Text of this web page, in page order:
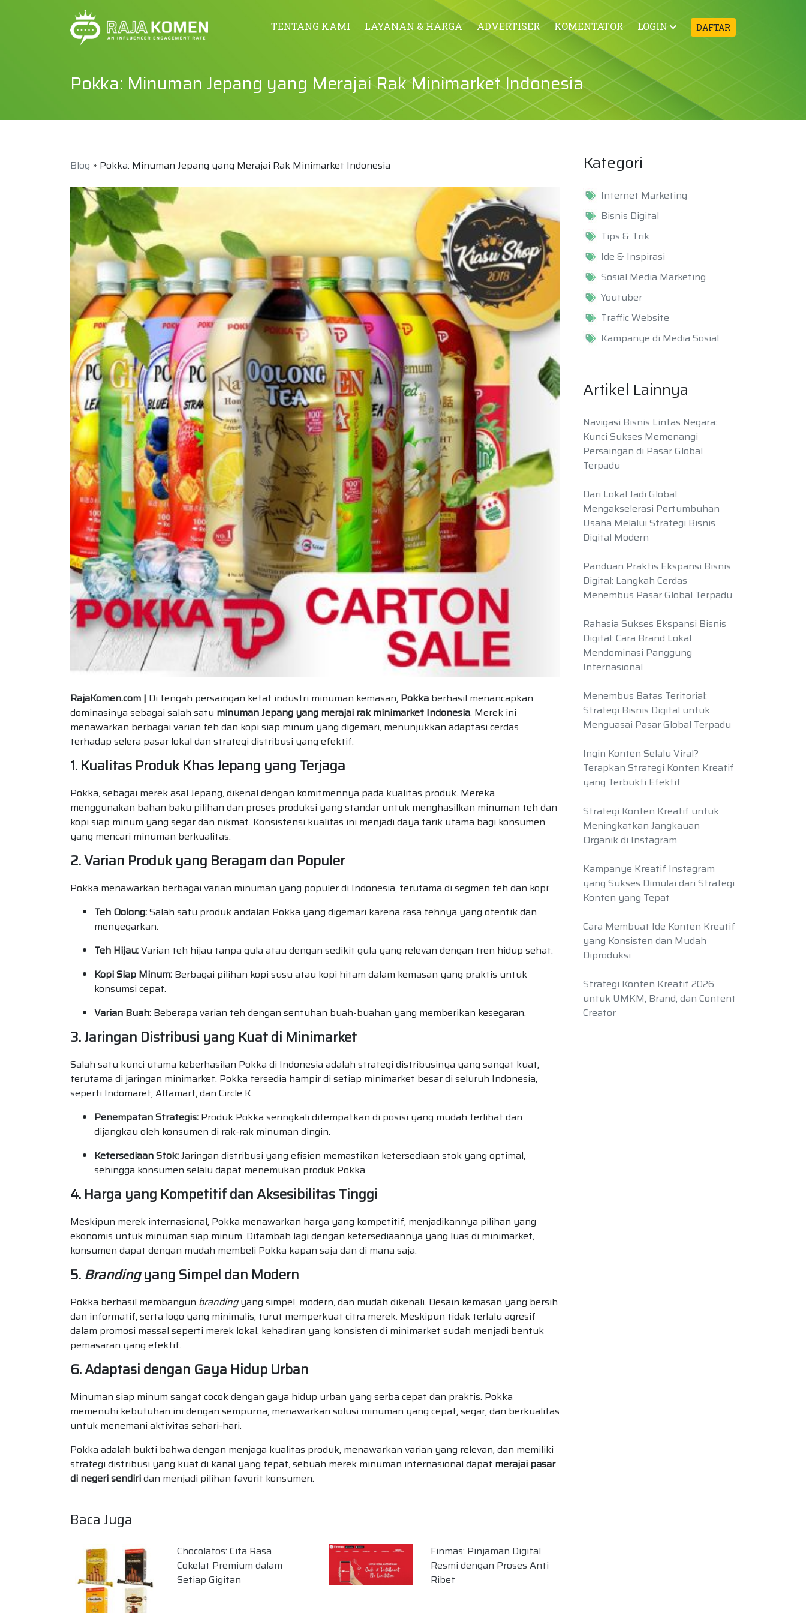
TENTANG KAMI LAYANAN & HARGA ADVERTISER KOMENTATOR LOGIN DAFTAR
Pokka: Minuman Jepang yang Merajai Rak Minimarket Indonesia
Blog » Pokka: Minuman Jepang yang Merajai Rak Minimarket Indonesia
RajaKomen.com | Di tengah persaingan ketat industri minuman kemasan, Pokka berhasil menancapkan
dominasinya sebagai salah satu minuman Jepang yang merajai rak minimarket Indonesia. Merek ini
menawarkan berbagai varian teh dan kopi siap minum yang digemari, menunjukkan adaptasi cerdas
terhadap selera pasar lokal dan strategi distribusi yang efektif.
1. Kualitas Produk Khas Jepang yang Terjaga
Pokka, sebagai merek asal Jepang, dikenal dengan komitmennya pada kualitas produk. Mereka
menggunakan bahan baku pilihan dan proses produksi yang standar untuk menghasilkan minuman teh dan
kopi siap minum yang segar dan nikmat. Konsistensi kualitas ini menjadi daya tarik utama bagi konsumen
yang mencari minuman berkualitas.
2. Varian Produk yang Beragam dan Populer
Pokka menawarkan berbagai varian minuman yang populer di Indonesia, terutama di segmen teh dan kopi:
Teh Oolong:Salah satu produk andalan Pokka yang digemari karena rasa tehnya yang otentik dan
menyegarkan.
Teh Hijau:Varian teh hijau tanpa gula atau dengan sedikit gula yang relevan dengan tren hidup sehat.
Kopi Siap Minum: Berbagai pilihan kopi susu atau kopi hitam dalam kemasan yang praktis untuk
konsumsi cepat.
Varian Buah: Beberapa varian teh dengan sentuhan buah-buahan yang memberikan kesegaran.
3. Jaringan Distribusi yang Kuat di Minimarket
Salah satu kunci utama keberhasilan Pokka di Indonesia adalah strategi distribusinya yang sangat kuat,
terutama di jaringan minimarket. Pokka tersedia hampir di setiap minimarket besar di seluruh Indonesia,
seperti Indomaret, Alfamart, dan Circle K.
Penempatan Strategis: Produk Pokka seringkali ditempatkan di posisi yang mudah terlihat dan
dijangkau oleh konsumen di rak-rak minuman dingin.
Ketersediaan Stok:Jaringan distribusi yang efisien memastikan ketersediaan stok yang optimal,
sehingga konsumen selalu dapat menemukan produk Pokka.
4. Harga yang Kompetitif dan Aksesibilitas Tinggi
Meskipun merek internasional, Pokka menawarkan harga yang kompetitif, menjadikannya pilihan yang
ekonomis untuk minuman siap minum. Ditambah lagi dengan ketersediaannya yang luas di minimarket,
konsumen dapat dengan mudah membeli Pokka kapan saja dan di mana saja.
5. Brandingyang Simpel dan Modern
Pokka berhasil membangun brandingyang simpel, modern, dan mudah dikenali. Desain kemasan yang bersih
dan informatif, serta logo yang minimalis, turut memperkuat citra merek. Meskipun tidak terlalu agresif
dalam promosi massal seperti merek lokal, kehadiran yang konsisten di minimarket sudah menjadi bentuk
pemasaran yang efektif.
6. Adaptasi dengan Gaya Hidup Urban
Minuman siap minum sangat cocok dengan gaya hidup urban yang serba cepat dan praktis. Pokka
memenuhi kebutuhan ini dengan sempurna, menawarkan solusi minuman yang cepat, segar, dan berkualitas
untuk menemani aktivitas sehari-hari.
Pokka adalah bukti bahwa dengan menjaga kualitas produk, menawarkan varian yang relevan, dan memiliki
strategi distribusi yang kuat di kanal yang tepat, sebuah merek minuman internasional dapat merajai pasar
di negeri sendiridan menjadi pilihan favorit konsumen.
Baca Juga
Chocolatos: Cita Rasa
Cokelat Premium dalam
Setiap Gigitan
Finmas: Pinjaman Digital
Resmi dengan Proses Anti
Ribet
Kategori
Internet Marketing
Bisnis Digital
Tips & Trik
Ide & Inspirasi
Sosial Media Marketing
Youtuber
Traffic Website
Kampanye di Media Sosial
Artikel Lainnya
Navigasi Bisnis Lintas Negara:
Kunci Sukses Memenangi
Persaingan di Pasar Global
Terpadu
Dari Lokal Jadi Global:
Mengakselerasi Pertumbuhan
Usaha Melalui Strategi Bisnis
Digital Modern
Panduan Praktis Ekspansi Bisnis
Digital: Langkah Cerdas
Menembus Pasar Global Terpadu
Rahasia Sukses Ekspansi Bisnis
Digital: Cara Brand Lokal
Mendominasi Panggung
Internasional
Menembus Batas Teritorial:
Strategi Bisnis Digital untuk
Menguasai Pasar Global Terpadu
Ingin Konten Selalu Viral?
Terapkan Strategi Konten Kreatif
yang Terbukti Efektif
Strategi Konten Kreatif untuk
Meningkatkan Jangkauan
Organik di Instagram
Kampanye Kreatif Instagram
yang Sukses Dimulai dari Strategi
Konten yang Tepat
Cara Membuat Ide Konten Kreatif
yang Konsisten dan Mudah
Diproduksi
Strategi Konten Kreatif 2026
untuk UMKM, Brand, dan Content
Creator